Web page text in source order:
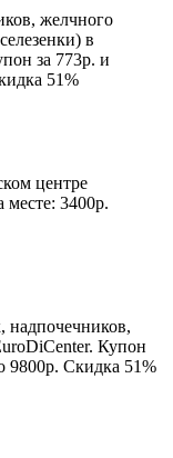
желчного
в
за 773р. и
51%
центре
месте: 3400р.
надпочечников,
Купон
9800р. Скидка 51%